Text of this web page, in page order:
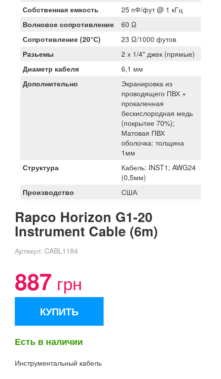
Собственная емкость
25 пФ/фут @ 1 кГц
Волновое сопротивление
60 Ω
Сопротивление (20°С)
23 Ω/1000 футов
Разьемы
2 х 1/4" джек (прямые)
Диаметр кабеля
6,1 мм
Дополнительно
Экранировка из
проводящего ПВХ +
прокаленная
бескислородная медь
(покрытие 70%);
Матовая ПВХ
оболочка: толщина
1мм
Структура
Кабель: INST1; AWG24
(0,5мм)
Производство
США
Rapco Horizon G1-20
Instrument Cable (6m)
Артикул: CABL1184
887 грн
КУПИТЬ
Есть в наличии
Инструментальный кабель